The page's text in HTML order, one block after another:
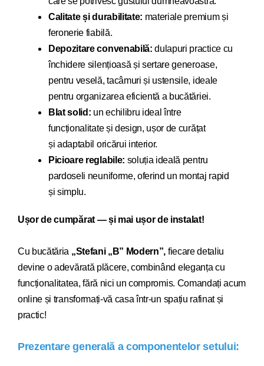
Calitate și durabilitate: materiale premium și
feronerie fiabilă.
Depozitare convenabilă:dulapuri practice cu
închidere silențioasă și sertare generoase,
pentru veselă, tacâmuri și ustensile, ideale
pentru organizarea eficientă a bucătăriei.
Blat solid: un echilibru ideal între
funcționalitate și design, ușor de curățat
și adaptabil oricărui interior.
Picioare reglabile: soluția ideală pentru
pardoseli neuniforme, oferind un montaj rapid
și simplu.
Ușor de cumpărat — și mai ușor de instalat!
Cu bucătăria „Stefani „B” Modern”, fiecare detaliu
devine o adevărată plăcere, combinând eleganța cu
funcționalitatea, fără nici un compromis. Comandați acum
online și transformați-vă casa într-un spațiu rafinat și
practic!
Prezentare generală a componentelor setului: